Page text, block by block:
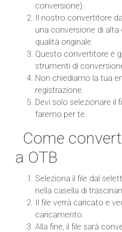
conversione).
Il nostro convertitore
una conversione di
qualità originale.
Questo convertitore è
strumenti di
Non chiediamo la tua
registrazione.
Devi solo selezionare il
faremo per te.
Come
a OTB
Seleziona il file dal
nella casella di
Il file verrà caricato e
caricamento.
Alla fine, il file sarà